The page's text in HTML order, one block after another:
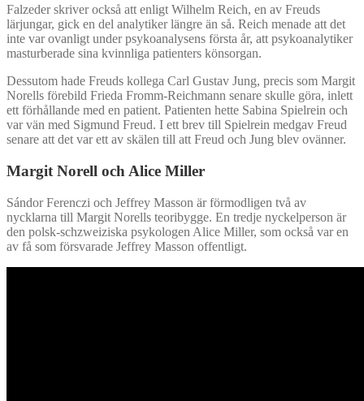
Falzeder skriver också att enligt Wilhelm Reich, en av Freuds
lärjungar, gick en del analytiker längre än så. Reich menade att det
inte var ovanligt under psykoanalysens första år, att psykoanalytiker
masturberade sina kvinnliga patienters könsorgan.
Dessutom hade Freuds kollega Carl Gustav Jung, precis som Margit
Norells förebild Frieda Fromm-Reichmann senare skulle göra, inlett
ett förhållande med en patient. Patienten hette Sabina Spielrein och
var vän med Sigmund Freud. I ett brev till Spielrein medgav Freud
senare att det var ett av skälen till att Freud och Jung blev ovänner.
Margit Norell och Alice Miller
Sándor Ferenczi och Jeffrey Masson är förmodligen två av
nycklarna till Margit Norells teoribygge. En tredje nyckelperson är
den polsk-schzweiziska psykologen Alice Miller, som också var en
av få som försvarade Jeffrey Masson offentligt.